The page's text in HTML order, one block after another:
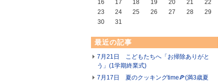
16
17 18 19 20 21
22
23
24 25 26 27 28
29
30
31
最近の記事
7月21日 こどもたちへ「お掃除ありがと
う」(1学期終業式)
7月17日 夏のクッキングtime🍕(満3歳夏